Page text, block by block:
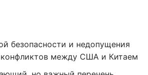
безопасности и недопущения
между США и Китаем